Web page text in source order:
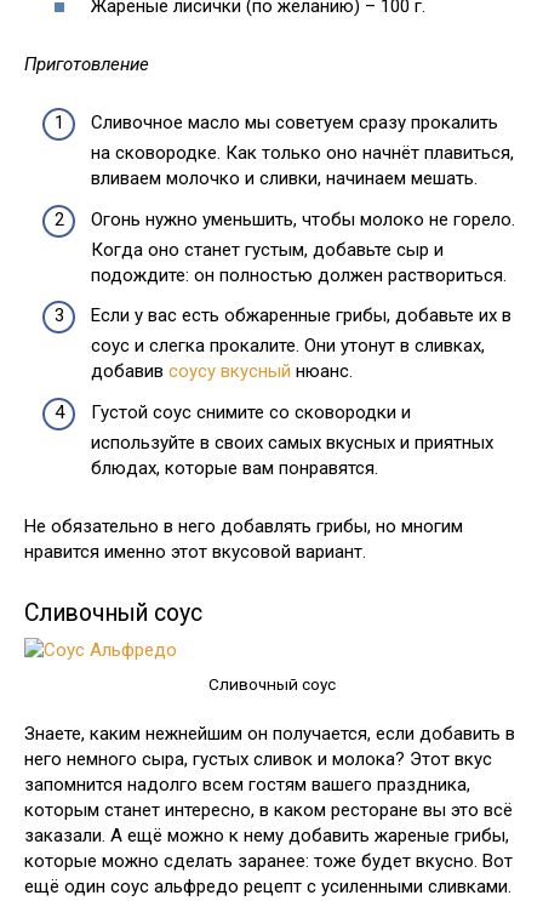
Жареные лисички (по желанию) – 100 г.
Приготовление
Сливочное масло мы советуем сразу прокалить
на сковородке. Как только оно начнёт плавиться,
вливаем молочко и сливки, начинаем мешать.
Огонь нужно уменьшить, чтобы молоко не горело.
Когда оно станет густым, добавьте сыр и
подождите: он полностью должен раствориться.
Если у вас есть обжаренные грибы, добавьте их в
соус и слегка прокалите. Они утонут в сливках,
добавив соусу вкусный нюанс.
Густой соус снимите со сковородки и
используйте в своих самых вкусных и приятных
блюдах, которые вам понравятся.
Не обязательно в него добавлять грибы, но многим
нравится именно этот вкусовой вариант.
Сливочный соус
Сливочный соус
Знаете, каким нежнейшим он получается, если добавить в
него немного сыра, густых сливок и молока? Этот вкус
запомнится надолго всем гостям вашего праздника,
которым станет интересно, в каком ресторане вы это всё
заказали. А ещё можно к нему добавить жареные грибы,
которые можно сделать заранее: тоже будет вкусно. Вот
ещё один соус альфредо рецепт с усиленными сливками.